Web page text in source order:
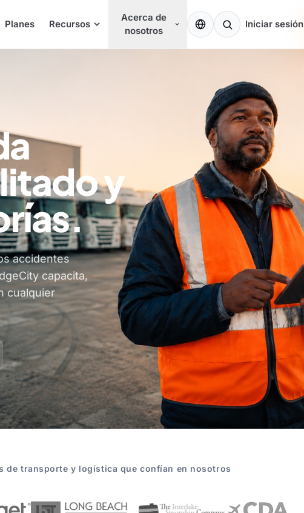
Planes Recursos
Acerca de
nosotros
ES Iniciar sesión
y
accidentes
capacita,
cualquier
de transporte y logística que confían en nosotros